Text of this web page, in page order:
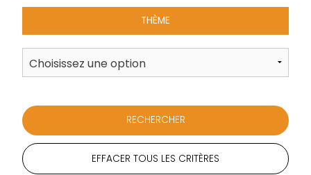
THÈME
EFFACER TOUS LES CRITÈRES